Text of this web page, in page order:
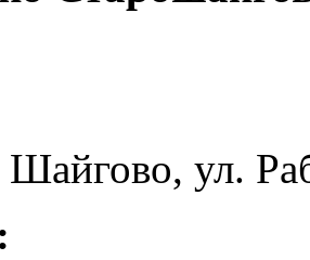
Шайгово, ул.